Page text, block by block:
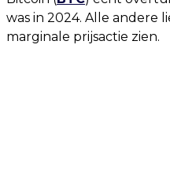
was in 2024. Alle andere
marginale prijsactie zien.